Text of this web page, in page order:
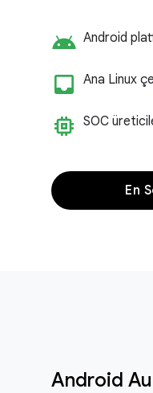
android Android
Ana Linux
memory SOC
En
Android